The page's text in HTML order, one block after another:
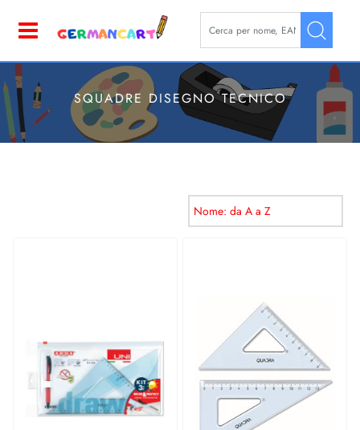
La modifica di un filtro
SQUADRE DISEGNO TECNICO